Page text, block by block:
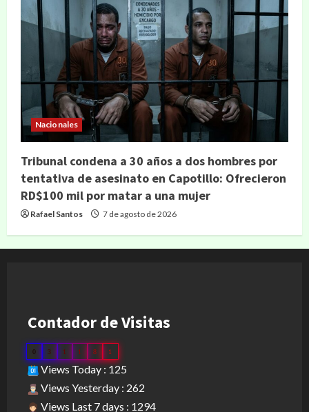
Nacionales
Tribunal condena a 30 años a dos hombres por
tentativa de asesinato en Capotillo: Ofrecieron
RD$100 mil por matar a una mujer
Rafael Santos 7 de agosto de 2026
Contador de Visitas
0 3 1 1 8 1
Views Today : 125
Views Yesterday : 262
Views Last 7 days : 1294